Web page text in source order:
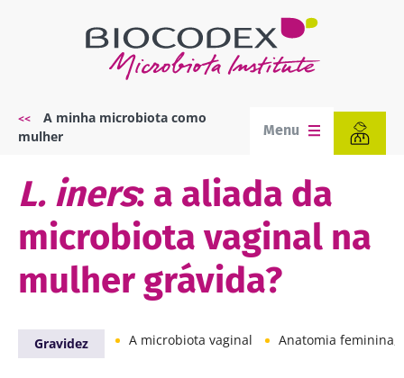
Navegação
estrutural
A minha microbiota como
mulher
Menu
L. iners: a aliada da
microbiota vaginal na
mulher grávida?
Gravidez A microbiota vaginal Anatomia feminina,